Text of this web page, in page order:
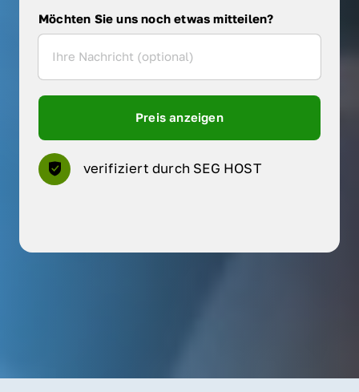
Möchten Sie uns noch etwas mitteilen?
Preis anzeigen
verifiziert durch SEG HOST